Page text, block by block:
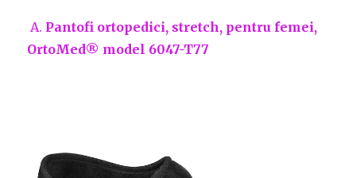
A. Pantofi ortopedici, stretch, pentru femei,
OrtoMed® model 6047-T77